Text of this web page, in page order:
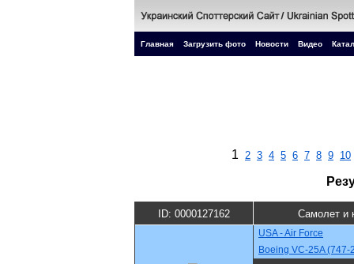
Главная Загрузить фото Новости Видео
1 2 3 4 5 6 7 8 9 10
ID: 0000127162 Самолет и
USA - Air Force
Boeing VC-25A (747-